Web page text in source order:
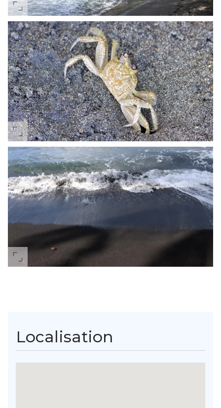
Localisation